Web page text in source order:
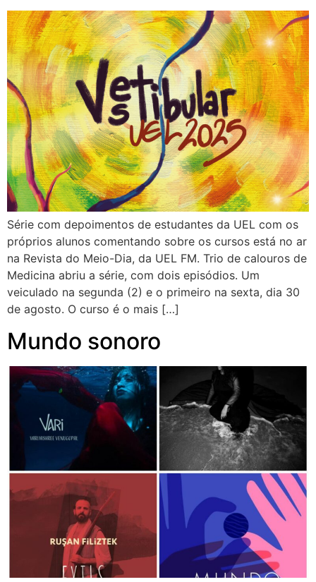
Série com depoimentos de estudantes da UEL com os
próprios alunos comentando sobre os cursos está no ar
na Revista do Meio-Dia, da UEL FM. Trio de calouros de
Medicina abriu a série, com dois episódios. Um
veiculado na segunda (2) e o primeiro na sexta, dia 30
de agosto. O curso é o mais […]
Mundo sonoro